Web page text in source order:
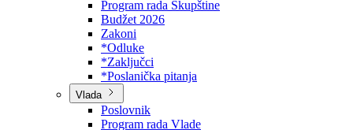
Skupština
Poslovnik
Program rada Skupštine
Budžet 2026
Zakoni
*Odluke
*Zaključci
*Poslanička pitanja